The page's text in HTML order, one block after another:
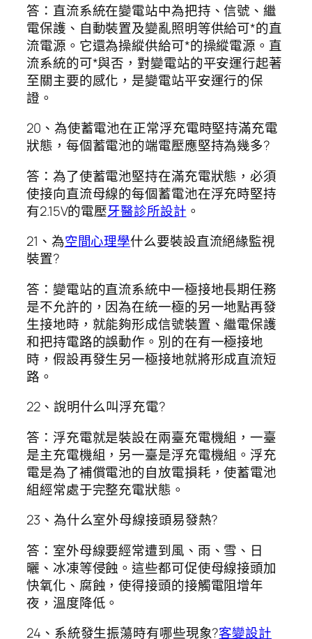
答：直流系統在變電站中為把持、信號、繼
電保護、自動裝置及變亂照明等供給可*的直
流電源。它還為操縱供給可*的操縱電源。直
流系統的可*與否，對變電站的平安運行起著
至關主要的感化，是變電站平安運行的保
證。
20、為使蓄電池在正常浮充電時堅持滿充電
狀態，每個蓄電池的端電壓應堅持為幾多?
答：為了使蓄電池堅持在滿充電狀態，必須
使接向直流母線的每個蓄電池在浮充時堅持
有2.15V的電壓牙醫診所設計 。
21、為空間心理學什么要裝設直流絕緣監視
裝置?
答：變電站的直流系統中一極接地長期任務
是不允許的，因為在統一極的另一地點再發
生接地時，就能夠形成信號裝置、繼電保護
和把持電路的誤動作。別的在有一極接地
時，假設再發生另一極接地就將形成直流短
路。
22、說明什么叫浮充電?
答：浮充電就是裝設在兩臺充電機組，一臺
是主充電機組，另一臺是浮充電機組。浮充
電是為了補償電池的自放電損耗，使蓄電池
組經常處于完整充電狀態。
23、為什么室外母線接頭易發熱?
答：室外母線要經常遭到風、雨、雪、日
曬、冰凍等侵蝕。這些都可促使母線接頭加
快氧化、腐蝕，使得接頭的接觸電阻增年
夜，溫度降低。
24、系統發生振蕩時有哪些現象?客變設計